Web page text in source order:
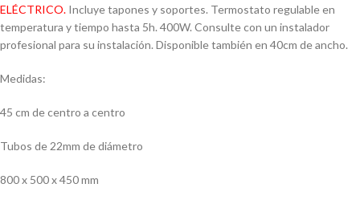
ELÉCTRICO. Incluye tapones y soportes. Termostato regulable en
temperatura y tiempo hasta 5h. 400W. Consulte con un instalador
profesional para su instalación. Disponible también en 40cm de ancho.
Medidas:
45 cm de centro a centro
Tubos de 22mm de diámetro
800 x 500 x 450 mm